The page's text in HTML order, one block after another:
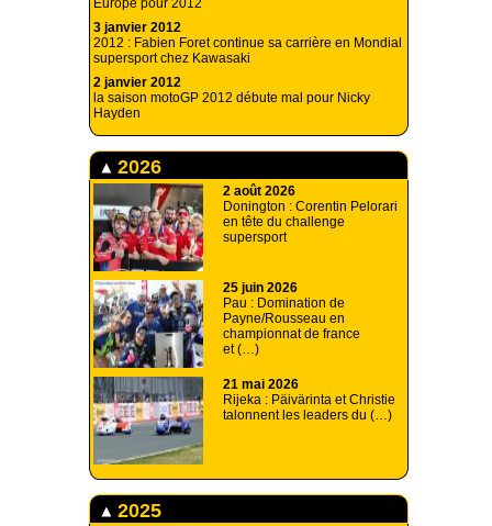
Europe pour 2012
3 janvier 2012
2012 : Fabien Foret continue sa carrière en Mondial
supersport chez Kawasaki
2 janvier 2012
la saison motoGP 2012 débute mal pour Nicky
Hayden
2026
2 août 2026
Donington : Corentin Pelorari
en tête du challenge
supersport
25 juin 2026
Pau : Domination de
Payne/Rousseau en
championnat de france
et (…)
21 mai 2026
Rijeka : Päivärinta et Christie
talonnent les leaders du (…)
2025